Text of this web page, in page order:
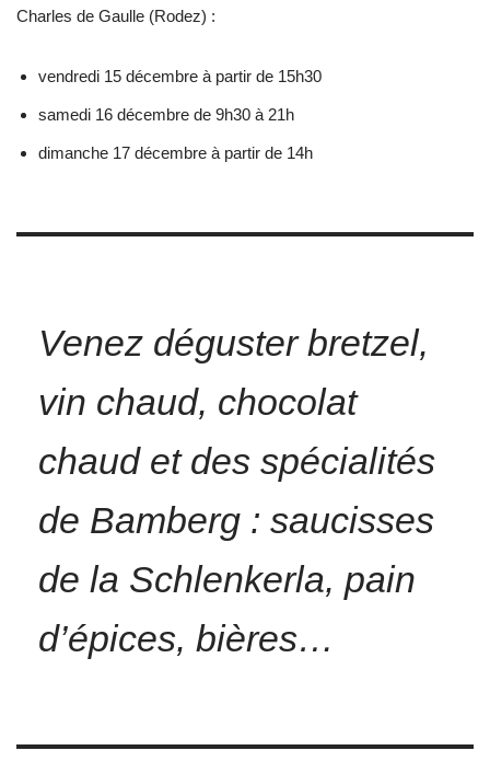
Charles de Gaulle (Rodez) :
vendredi 15 décembre à partir de 15h30
samedi 16 décembre de 9h30 à 21h
dimanche 17 décembre à partir de 14h
Venez déguster bretzel,
vin chaud, chocolat
chaud et des spécialités
de Bamberg : saucisses
de la Schlenkerla, pain
d’épices, bières…